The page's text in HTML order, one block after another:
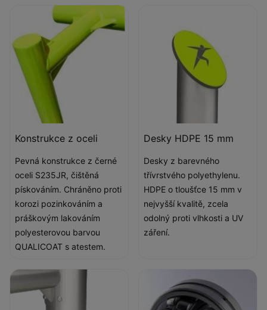
Konstrukce z oceli
Pevná konstrukce z černé
oceli S235JR, čištěná
pískováním. Chráněno proti
korozi pozinkováním a
práškovým lakováním
polyesterovou barvou
QUALICOAT s atestem.
Desky HDPE 15 mm
Desky z barevného
třívrstvého polyethylenu.
HDPE o tloušťce 15 mm v
nejvyšší kvalitě, zcela
odolný proti vlhkosti a UV
záření.